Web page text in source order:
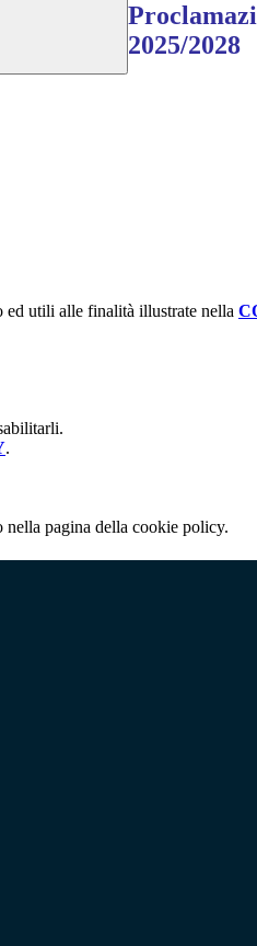
2025/2028
ed utili alle finalità illustrate nella
.
nella pagina della cookie policy.